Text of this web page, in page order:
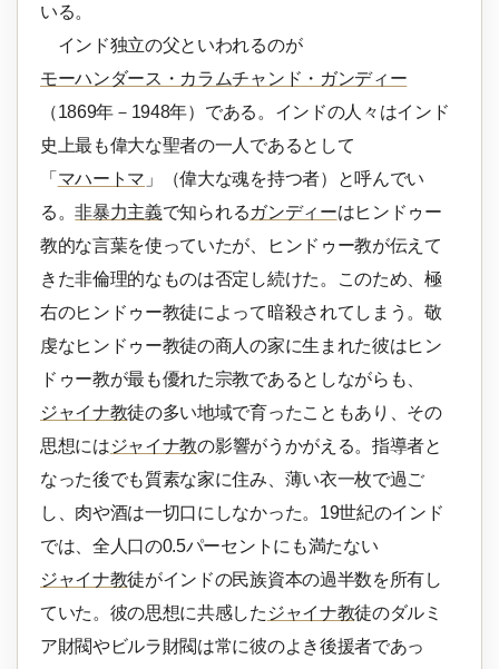
いる。
インド独立の父といわれるのが
モーハンダース・カラムチャンド・ガンディー
（1869年－1948年）である。インドの人々はインド
史上最も偉大な聖者の一人であるとして
「 マハートマ 」（偉大な魂を持つ者）と呼んでい
る。非暴力主義で知られるガンディーはヒンドゥー
教的な言葉を使っていたが、ヒンドゥー教が伝えて
きた非倫理的なものは否定し続けた。このため、極
右のヒンドゥー教徒によって暗殺されてしまう。敬
虔なヒンドゥー教徒の商人の家に生まれた彼はヒン
ドゥー教が最も優れた宗教であるとしながらも、
ジャイナ教徒の多い地域で育ったこともあり、その
思想にはジャイナ教の影響がうかがえる。指導者と
なった後でも質素な家に住み、薄い衣一枚で過ご
し、肉や酒は一切口にしなかった。19世紀のインド
では、全人口の0.5パーセントにも満たない
ジャイナ教徒がインドの民族資本の過半数を所有し
ていた。彼の思想に共感した ジャイナ教徒のダルミ
ア財閥やビルラ財閥は常に彼のよき後援者であっ